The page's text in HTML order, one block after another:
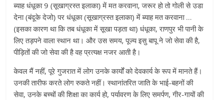
ब्याह धंधूका 9 (सूखाग्रस्त इलाका) में मत करवाना, जरूर हो तो गोली से उडा
देना (बंदूके देजो) पर धंधूका (सूखाग्रस्त इलाका) में ब्याह मत करवाना …
(इसका कारण था कि तब धंधूका में सूखा पड़ता था) धंधूका, राणपुर भी पानी के
लिए तड़पने वाला स्थान था। और उस समय, पूज्य इसु बापू ने जो सेवा की है,
पीड़ितों की जो सेवा की है वह प्रत्यक्ष नजर आती है।
केवल मैं नहीं, पूरे गुजरात में लोग उनके कार्यों को देवकार्य के रूप में मानते हैं।
उनकी तारीफ करते लोग रुकते नहीं। स्थानांतरित जाति के भाई-बहनों की
सेवा, उनके बच्चों की शिक्षा का कार्य हो, पर्यावरण के लिए समर्पण, गीर-गायों की